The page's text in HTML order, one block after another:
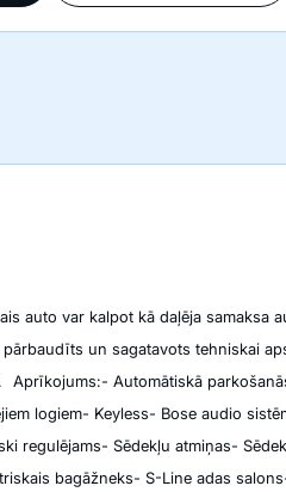
auto var kalpot kā daļēja samaksa
un sagatavots tehniskai
Aprīkojums:- Automātiskā
logiem- Keyless- Bose audio
regulējams- Sēdekļu atmiņas-
bagāžneks- S-Line adas salons